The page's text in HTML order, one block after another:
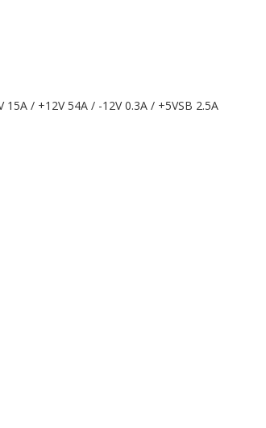
/ +12V 54A / -12V 0.3A / +5VSB 2.5A